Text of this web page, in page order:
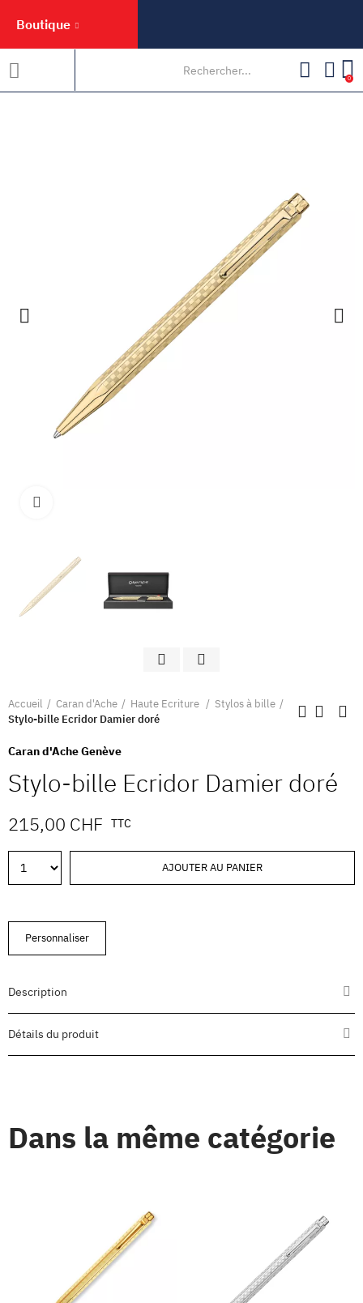
Boutique
0
Accueil Caran d'Ache Haute Ecriture
Stylos à bille
Stylo-bille Ecridor Damier doré
Caran d'Ache Genève
Stylo-bille Ecridor Damier doré
215,00 CHF TTC
AJOUTER AU PANIER
Personnaliser
Description
Détails du produit
Dans la même catégorie